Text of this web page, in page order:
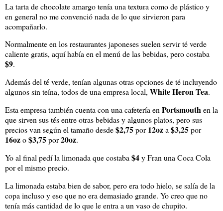
La tarta de chocolate amargo tenía una textura como de plástico y
en general no me convenció nada de lo que sirvieron para
acompañarlo.
Normalmente en los restaurantes japoneses suelen servir té verde
caliente gratis, aquí había en el menú de las bebidas, pero costaba
$9.
Además del té verde, tenían algunas otras opciones de té incluyendo
algunos sin teína, todos de una empresa local, White Heron Tea.
Esta empresa también cuenta con una cafetería en Portsmouthen la
que sirven sus tés entre otras bebidas y algunos platos, pero sus
precios van según el tamaño desde$2,75por12oza $3,25por
16ozo$3,75por20oz.
Yo al final pedí la limonada que costaba $4y Fran una Coca Cola
por el mismo precio.
La limonada estaba bien de sabor, pero era todo hielo, se salía de la
copa incluso y eso que no era demasiado grande. Yo creo que no
tenía más cantidad de lo que le entra a un vaso de chupito.